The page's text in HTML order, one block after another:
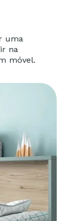
uma
na
móvel.